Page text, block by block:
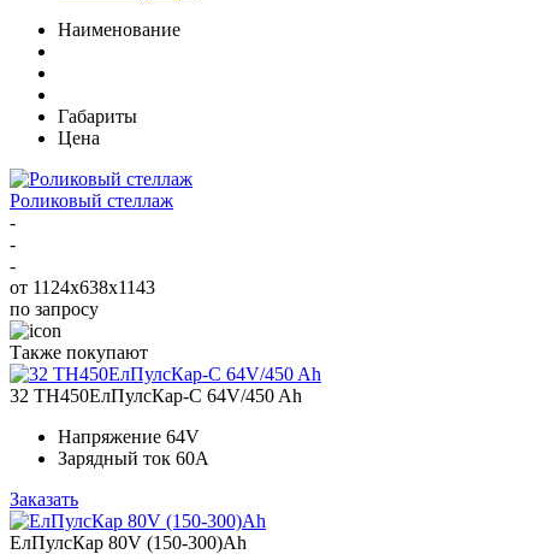
Наименование
Габариты
Цена
Роликовый стеллаж
-
-
-
от 1124x638x1143
по запросу
Также покупают
32 ТН450ЕлПулсКар-C 64V/450 Ah
Напряжение 64V
Зарядный ток 60A
Заказать
ЕлПулсКар 80V (150-300)Ah